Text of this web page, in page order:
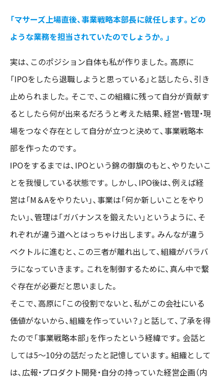
「マサーズ上場直後、事業戦略本部長に就任します。どの
ような業務を担当されていたのでしょうか。」
実は、このポジション自体も私が作りました。高原に
「IPOをしたら退職しようと思っている」と話したら、引き
止められました。そこで、この組織に残って自分が貢献す
るとしたら何が出来るだろうと考えた結果、経営・管理・現
場をつなぐ存在として自分が立つと決めて、事業戦略本
部を作ったのです。
IPOをするまでは、IPOという錦の御旗のもと、やりたいこ
とを我慢している状態です。しかし、IPO後は、例えば経
営は「M＆Aをやりたい」、事業は「何か新しいことをやり
たい」、管理は「ガバナンスを鍛えたい」というように、そ
れぞれが違う道へとはっちゃけ出します。みんなが違う
ベクトルに進むと、この三者が離れ出して、組織がバラバ
ラになっていきます。これを制御するために、真ん中で繋
ぐ存在が必要だと思いました。
そこで、高原に「この役割でないと、私がこの会社にいる
価値がないから、組織を作っていい？」と話して、了承を得
たので「事業戦略本部」を作ったという経緯です。会話と
しては5〜10分の話だったと記憶しています。組織として
は、広報・プロダクト開発・自分の持っていた経営企画（内